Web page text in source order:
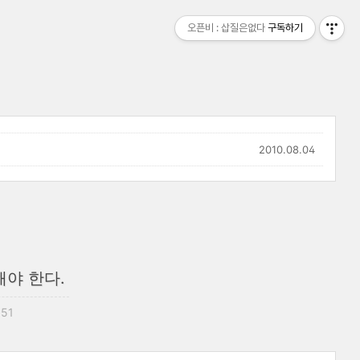
2010.08.04
야 한다.
오픈비 : 삽질은없다 구독하기